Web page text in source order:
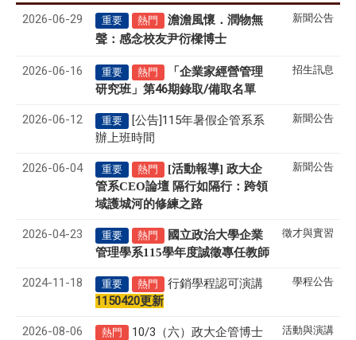
2026-06-29 重要 熱門
澹澹風懷．潤物無
聲 ： 感念校友尹衍樑博士
新聞公告
2026-06-16 重要 熱門
「企業家經營管理
研究班」第46期錄取/備取名單
招生訊息
2026-06-12 重要
[公告]115年暑假企管系系
辦上班時間
新聞公告
2026-06-04 重要 熱門
[活動報導] 政大企
管系CEO論壇 隔行如隔行：跨領
域護城河的修練之路
新聞公告
2026-04-23 重要 熱門
國立政治大學企業
管理學系115學年度誠徵專任教師
徵才與實習
2024-11-18 重要 熱門
行銷學程認可演講
1150420更新
學程公告
2026-08-06 熱門
10/3（六）政大企管博士
活動與演講